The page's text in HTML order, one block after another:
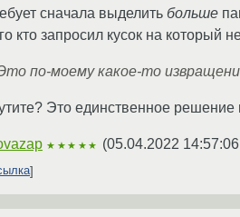
сначала выделить больше
кто запросил кусок на который
по-моему какое-то
Это единственное
★★★★★ (05.04.2022